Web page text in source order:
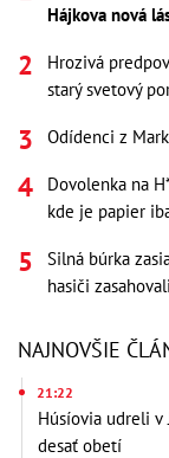
Hájkova nová
Hrozivá
starý svetový
Odídenci z
Dovolenka na
kde je papier
Silná búrka
hasiči zasahovali
NAJNOVŠIE
21:22
Húsíovia udreli v
desať obetí